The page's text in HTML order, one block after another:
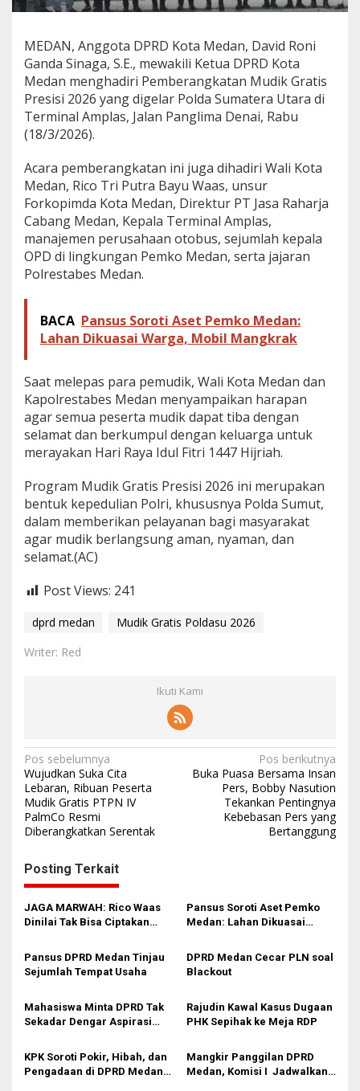
m
e
r
a
n
g
a
n
M
u
d
i
k
G
s
P
d
a
S
m
u
2
0
2
6
MEDAN, Anggota DPRD Kota Medan, David Roni
Ganda Sinaga, S.E., mewakili Ketua DPRD Kota
Medan menghadiri Pemberangkatan Mudik Gratis
Presisi 2026 yang digelar Polda Sumatera Utara di
Terminal Amplas, Jalan Panglima Denai, Rabu
(18/3/2026).
Acara pemberangkatan ini juga dihadiri Wali Kota
Medan, Rico Tri Putra Bayu Waas, unsur
Forkopimda Kota Medan, Direktur PT Jasa Raharja
Cabang Medan, Kepala Terminal Amplas,
manajemen perusahaan otobus, sejumlah kepala
OPD di lingkungan Pemko Medan, serta jajaran
Polrestabes Medan.
BACA Pansus Soroti Aset Pemko Medan:
Lahan Dikuasai Warga, Mobil Mangkrak
Saat melepas para pemudik, Wali Kota Medan dan
Kapolrestabes Medan menyampaikan harapan
agar semua peserta mudik dapat tiba dengan
selamat dan berkumpul dengan keluarga untuk
merayakan Hari Raya Idul Fitri 1447 Hijriah.
Program Mudik Gratis Presisi 2026 ini merupakan
bentuk kepedulian Polri, khususnya Polda Sumut,
dalam memberikan pelayanan bagi masyarakat
agar mudik berlangsung aman, nyaman, dan
selamat.(AC)
Post Views: 241
dprd medan
Mudik Gratis Poldasu 2026
Writer: Red
Ikuti Kami
N
a
v
i
a
s
i
o
Pos sebelumnya
Wujudkan Suka Cita
Lebaran, Ribuan Peserta
Mudik Gratis PTPN IV
PalmCo Resmi
Diberangkatkan Serentak
Pos berikutnya
Buka Puasa Bersama Insan
Pers, Bobby Nasution
Tekankan Pentingnya
Kebebasan Pers yang
Bertanggung
Posting Terkait
JAGA MARWAH: Rico Waas
Dinilai Tak Bisa Ciptakan
Pansus Soroti Aset Pemko
Medan: Lahan Dikuasai
Pansus DPRD Medan Tinjau
Sejumlah Tempat Usaha
DPRD Medan Cecar PLN soal
Blackout
Mahasiswa Minta DPRD Tak
Sekadar Dengar Aspirasi
Rajudin Kawal Kasus Dugaan
PHK Sepihak ke Meja RDP
KPK Soroti Pokir, Hibah, dan
Pengadaan di DPRD Medan:
Mangkir Panggilan DPRD
Medan, Komisi I Jadwalkan